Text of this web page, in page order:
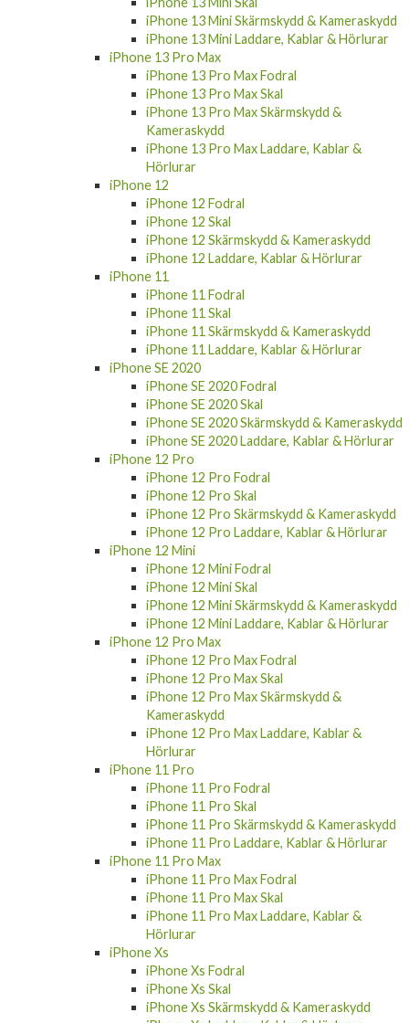
iPhone 13 Pro Skärmskydd & Kameraskydd
iPhone 13 Pro Laddare, Kablar & Hörlurar
iPhone 13 Mini
iPhone 13 Mini Fodral
iPhone 13 Mini Skal
iPhone 13 Mini Skärmskydd & Kameraskydd
iPhone 13 Mini Laddare, Kablar & Hörlurar
iPhone 13 Pro Max
iPhone 13 Pro Max Fodral
iPhone 13 Pro Max Skal
iPhone 13 Pro Max Skärmskydd &
Kameraskydd
iPhone 13 Pro Max Laddare, Kablar &
Hörlurar
iPhone 12
iPhone 12 Fodral
iPhone 12 Skal
iPhone 12 Skärmskydd & Kameraskydd
iPhone 12 Laddare, Kablar & Hörlurar
iPhone 11
iPhone 11 Fodral
iPhone 11 Skal
iPhone 11 Skärmskydd & Kameraskydd
iPhone 11 Laddare, Kablar & Hörlurar
iPhone SE 2020
iPhone SE 2020 Fodral
iPhone SE 2020 Skal
iPhone SE 2020 Skärmskydd & Kameraskydd
iPhone SE 2020 Laddare, Kablar & Hörlurar
iPhone 12 Pro
iPhone 12 Pro Fodral
iPhone 12 Pro Skal
iPhone 12 Pro Skärmskydd & Kameraskydd
iPhone 12 Pro Laddare, Kablar & Hörlurar
iPhone 12 Mini
iPhone 12 Mini Fodral
iPhone 12 Mini Skal
iPhone 12 Mini Skärmskydd & Kameraskydd
iPhone 12 Mini Laddare, Kablar & Hörlurar
iPhone 12 Pro Max
iPhone 12 Pro Max Fodral
iPhone 12 Pro Max Skal
iPhone 12 Pro Max Skärmskydd &
Kameraskydd
iPhone 12 Pro Max Laddare, Kablar &
Hörlurar
iPhone 11 Pro
iPhone 11 Pro Fodral
iPhone 11 Pro Skal
iPhone 11 Pro Skärmskydd & Kameraskydd
iPhone 11 Pro Laddare, Kablar & Hörlurar
iPhone 11 Pro Max
iPhone 11 Pro Max Fodral
iPhone 11 Pro Max Skal
iPhone 11 Pro Max Laddare, Kablar &
Hörlurar